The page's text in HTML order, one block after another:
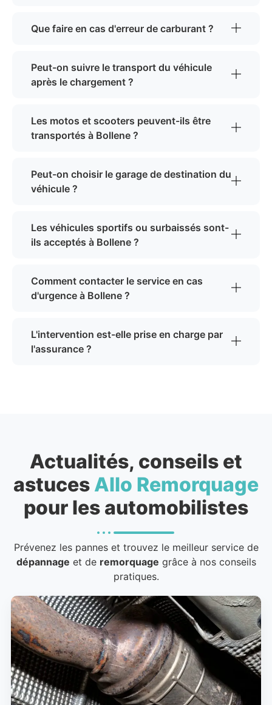
Que faire en cas d'erreur de carburant ?
Peut-on suivre le transport du véhicule
après le chargement ?
Les motos et scooters peuvent-ils être
transportés à Bollene ?
Peut-on choisir le garage de destination du
véhicule ?
Les véhicules sportifs ou surbaissés sont-
ils acceptés à Bollene ?
Comment contacter le service en cas
d'urgence à Bollene ?
L'intervention est-elle prise en charge par
l'assurance ?
Actualités, conseils et
astuces Allo Remorquage
pour les automobilistes
Prévenez les pannes et trouvez le meilleur service de
dépannage et de remorquage grâce à nos conseils
pratiques.